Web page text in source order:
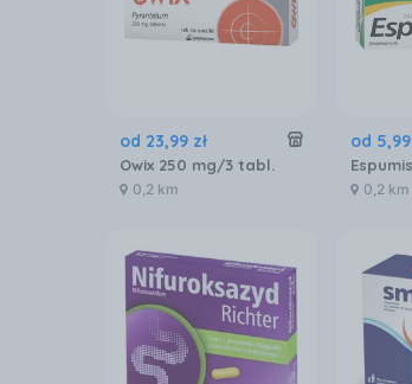
od 23,99 zł
Owix 250 mg/3 tabl.
0,2 km
od 5,99
0,2 km